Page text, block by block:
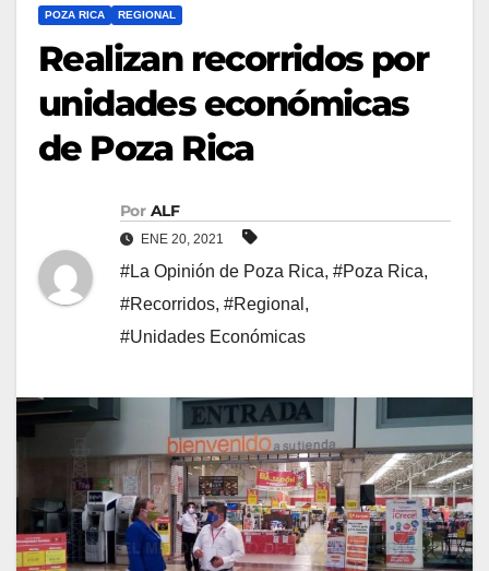
POZA RICA REGIONAL
Realizan recorridos por
unidades económicas
de Poza Rica
Por ALF
ENE 20, 2021
#La Opinión de Poza Rica, #Poza Rica,
#Recorridos, #Regional ,
#Unidades Económicas